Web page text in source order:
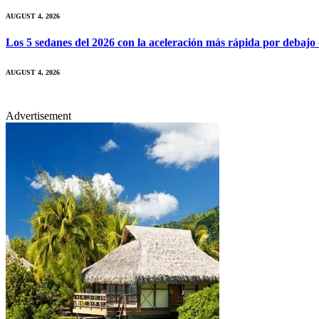
AUGUST 4, 2026
Los 5 sedanes del 2026 con la aceleración más rápida por debajo
AUGUST 4, 2026
Advertisement